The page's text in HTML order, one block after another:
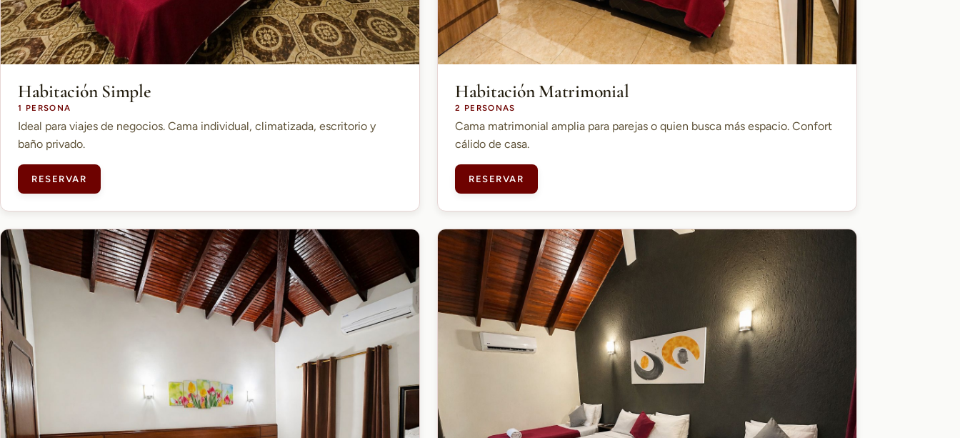
Habitación Simple
1 PERSONA
Ideal para viajes de negocios. Cama individual, climatizada, escritorio y
baño privado.
RESERVAR
Habitación Matrimonial
2 PERSONAS
Cama matrimonial amplia para parejas o quien busca más espacio. Confort
cálido de casa.
RESERVAR